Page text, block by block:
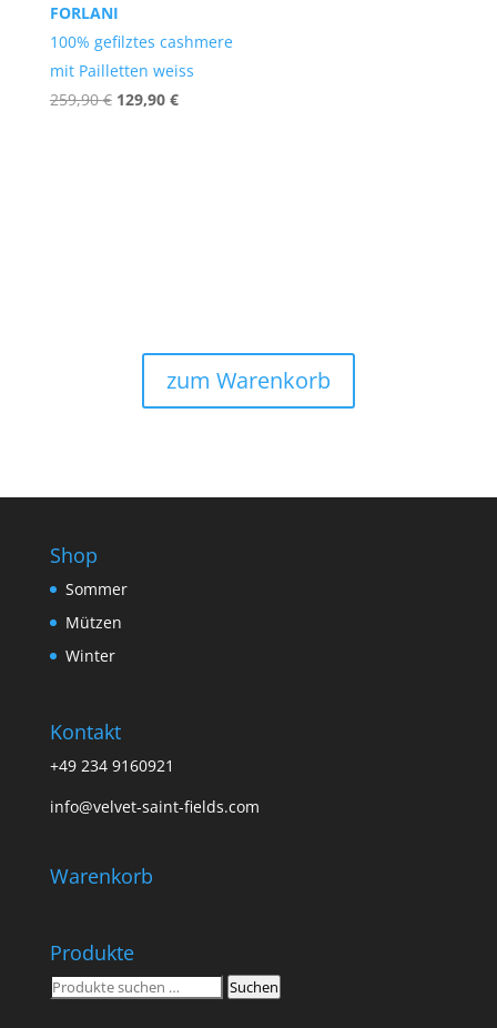
FORLANI
100% gefilztes cashmere
mit Pailletten weiss
259,90€ Ursprünglicher
129,90 €Aktueller
zum Warenkorb
Shop
Sommer
Mützen
Winter
Kontakt
+49 234 9160921
info@velvet-saint-fields.com
Warenkorb
Produkte
Suchen
Suchen